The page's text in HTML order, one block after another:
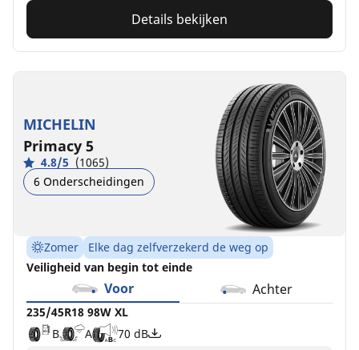
Details bekijken
MICHELIN
Primacy 5
4.8/5 (1065)
6 Onderscheidingen
Zomer
Elke dag zelfverzekerd de weg op
Veiligheid van begin tot einde
Voor Achter
235/45R18 98W XL
B
A 70 dB